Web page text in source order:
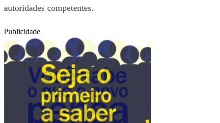
autoridades competentes.
Publicidade